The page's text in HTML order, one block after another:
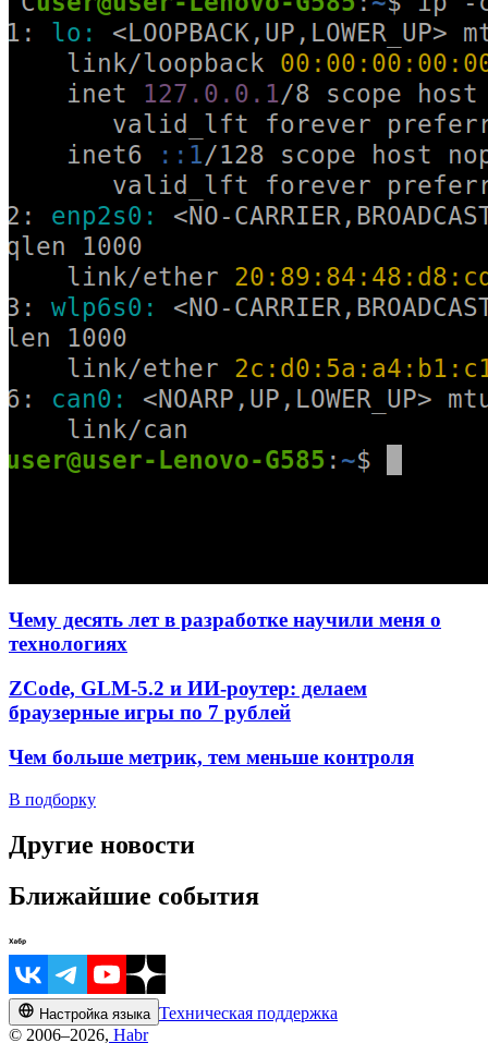
Чему десять лет в разработке научили меня о
технологиях
ZCode, GLM-5.2 и ИИ-роутер: делаем
браузерные игры по 7 рублей
Чем больше метрик, тем меньше контроля
В подборку
Другие новости
Ближайшие события
Настройка языка Техническая поддержка
© 2006–2026, Habr